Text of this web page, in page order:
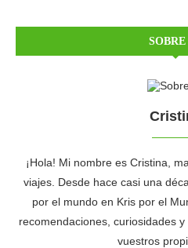
¡Hola! Mi nombre es Cristina,
viajes. Desde hace casi una
por el mundo en Kris por el
recomendaciones, curiosidades
vuestros